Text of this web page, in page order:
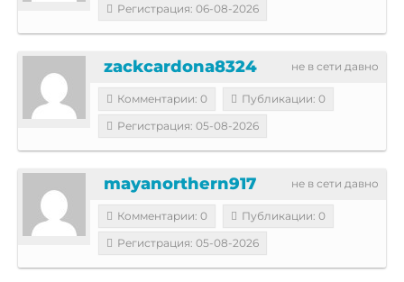
Регистрация: 06-08-2026
не в сети давно
zackcardona8324
Комментарии: 0
Публикации: 0
Регистрация: 05-08-2026
не в сети давно
mayanorthern917
Комментарии: 0
Публикации: 0
Регистрация: 05-08-2026